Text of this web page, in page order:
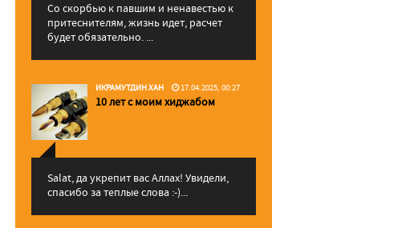
Со скорбью к павшим и ненавестью к
притеснителям, жизнь идет, расчет
будет обязательно. ...
ИКРАМУТДИН ХАН 17.04.2025, 00:27
10 лет с моим хиджабом
Salat, да укрепит вас Аллаx! Увидели,
спасибо за теплые слова :-)...